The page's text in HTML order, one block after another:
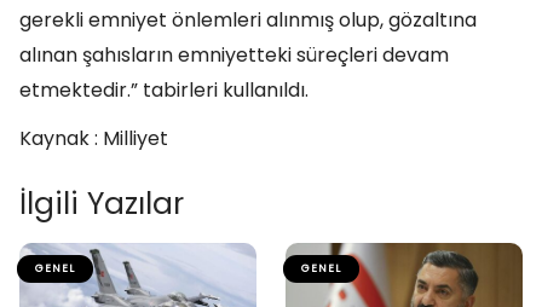
gerekli emniyet önlemleri alınmış olup, gözaltına
alınan şahısların emniyetteki süreçleri devam
etmektedir.” tabirleri kullanıldı.
Kaynak : Milliyet
İlgili Yazılar
GENEL GENEL